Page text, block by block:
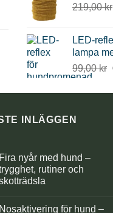
219,00kr
LED-
lampa
99,00kr
INLÄGGEN
Fira nyår med hund –
rutiner och
till
Nosaktivering för hund –